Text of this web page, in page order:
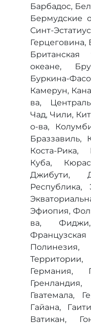
Барбадос,
Бермудские
Синт-
океане,
Буркина-
Камерун,
ва,
Чад, Чили,
о-ва,
Коста-Рика,
Куба,
Джибути,
Республика,
Эфиопия,
ва,
Германия,
Гватемала,
Гайана,
Ватикан,